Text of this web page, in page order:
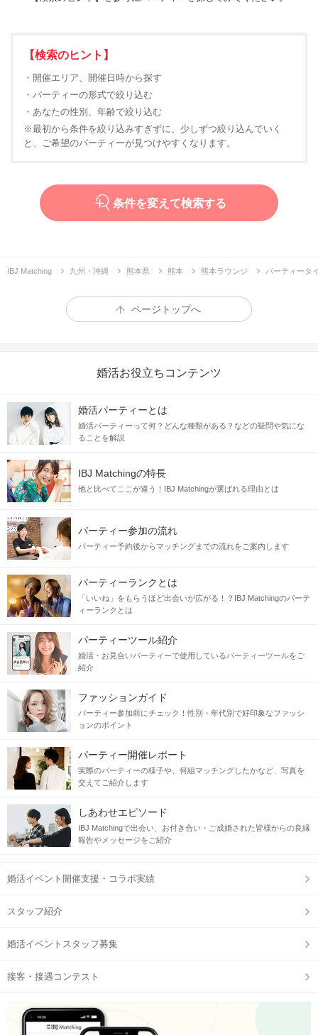
【検索のヒント】
・開催エリア、開催日時から探す
・パーティーの形式で絞り込む
・あなたの性別、年齢で絞り込む
※最初から条件を絞り込みすぎずに、少しずつ絞り込んでいく
と、ご希望のパーティーが見つけやすくなります。
条件を変えて検索する
IBJ Matching 九州・沖縄 熊本県 熊本 熊本ラウンジ パーティータ
ページトップへ
婚活お役立ちコンテンツ
婚活パーティーとは
婚活パーティーって何？どんな種類がある？などの疑問や気にな
ることを解説
IBJ Matchingの特長
他と比べてここが違う！IBJ Matchingが選ばれる理由とは
パーティー参加の流れ
パーティー予約後からマッチングまでの流れをご案内します
パーティーランクとは
「いいね」をもらうほど出会いが広がる！？IBJ Matchingのパーテ
ィーランクとは
パーティーツール紹介
婚活・お見合いパーティーで使用しているパーティーツールをご
紹介
ファッションガイド
パーティー参加前にチェック！性別・年代別で好印象なファッシ
ョンのポイント
パーティー開催レポート
実際のパーティーの様子や、何組マッチングしたかなど、写真を
交えてご紹介します
しあわせエピソード
IBJ Matchingで出会い、お付き合い・ご成婚された皆様からの良縁
報告やメッセージをご紹介
婚活イベント開催支援・コラボ実績
スタッフ紹介
婚活イベントスタッフ募集
接客・接遇コンテスト